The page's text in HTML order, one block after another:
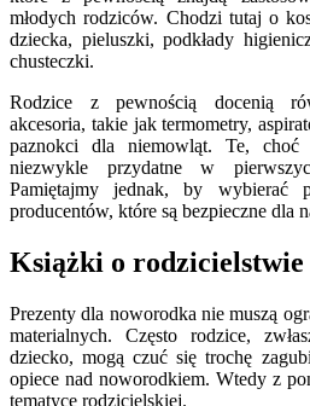
młodych rodziców. Chodzi tutaj o
dziecka, pieluszki, podkłady
chusteczki.
Rodzice z pewnością docenią
akcesoria, takie jak termometry,
paznokci dla niemowląt. Te, choć
niezwykle przydatne w
Pamiętajmy jednak, by wybierać
producentów, które są bezpieczne dla
Książki o rodzicielstwie
Prezenty dla noworodka nie muszą
materialnych. Często rodzice,
dziecko, mogą czuć się trochę
opiece nad noworodkiem. Wtedy z
tematyce rodzicielskiej.